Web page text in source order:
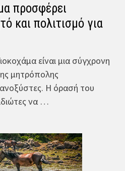
προσφέρει
και πολιτισμό για
είναι μια σύγχρονη
μητρόπολης
Η όρασή του
να …